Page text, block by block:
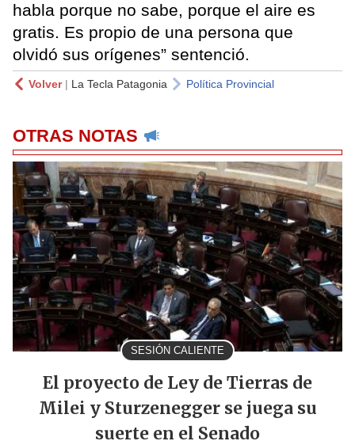
habla porque no sabe, porque el aire es
gratis. Es propio de una persona que
olvidó sus orígenes” sentenció.
Volver| La Tecla Patagonia Política Provincial
OTRAS NOTAS
SESIÓN CALIENTE
El proyecto de Ley de Tierras de
Milei y Sturzenegger se juega su
suerte en el Senado